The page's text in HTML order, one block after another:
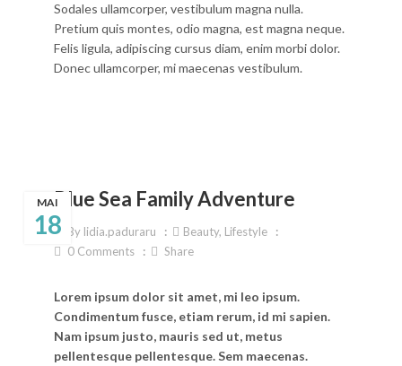
Sodales ullamcorper, vestibulum magna nulla.
Pretium quis montes, odio magna, est magna neque.
Felis ligula, adipiscing cursus diam, enim morbi dolor.
Donec ullamcorper, mi maecenas vestibulum.
18
MAIBlue Sea Family Adventure
By lidia.paduraru Beauty, Lifestyle
0Comments Share
Lorem ipsum dolor sit amet, mi leo ipsum.
Condimentum fusce, etiam rerum, id mi sapien.
Nam ipsum justo, mauris sed ut, metus
pellentesque pellentesque. Sem maecenas.